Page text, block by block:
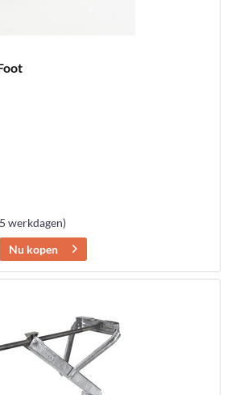
werkdagen)
Nu kopen